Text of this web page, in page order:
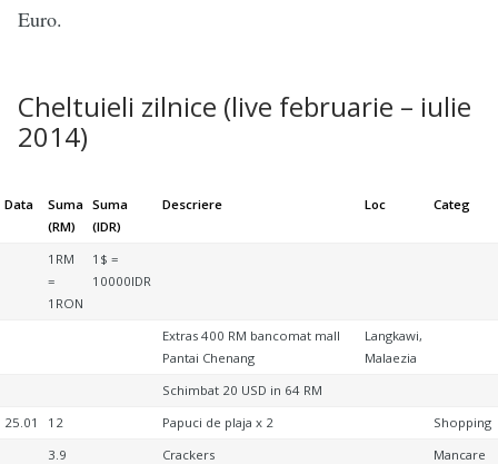
Euro.
Cheltuieli zilnice (live februarie – iulie
2014)
Data
Suma
(RM)
Suma
(IDR)
Descriere Loc Categ
1RM
=
1RON
1$ =
10000IDR
Extras 400 RM bancomat mall
Pantai Chenang
Langkawi,
Malaezia
Schimbat 20 USD in 64 RM
25.01
12 Papuci de plaja x 2
Shopping
3.9
Crackers
Mancare